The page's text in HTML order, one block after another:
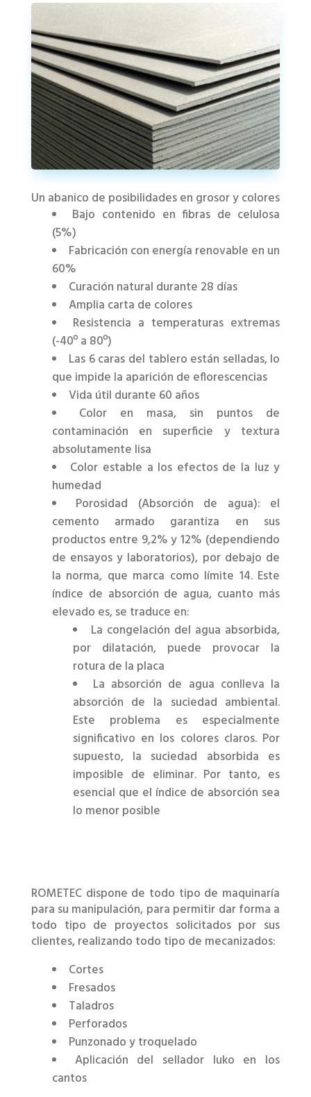
Un abanico de posibilidades en grosor y colores
Bajo contenido en fibras de celulosa
(5%)
Fabricación con energía renovable en un
60%
Curación natural durante 28 días
Amplia carta de colores
Resistencia a temperaturas extremas
(-40º a 80º)
Las 6 caras del tablero están selladas, lo
que impide la aparición de eflorescencias
Vida útil durante 60 años
Color en masa, sin puntos de
contaminación en superficie y textura
absolutamente lisa
Color estable a los efectos de la luz y
humedad
Porosidad (Absorción de agua): el
cemento armado garantiza en sus
productos entre 9,2% y 12% (dependiendo
de ensayos y laboratorios), por debajo de
la norma, que marca como límite 14. Este
índice de absorción de agua, cuanto más
elevado es, se traduce en:
La congelación del agua absorbida,
por dilatación, puede provocar la
rotura de la placa
La absorción de agua conlleva la
absorción de la suciedad ambiental.
Este problema es especialmente
significativo en los colores claros. Por
supuesto, la suciedad absorbida es
imposible de eliminar. Por tanto, es
esencial que el índice de absorción sea
lo menor posible
ROMETEC dispone de todo tipo de maquinaría
para su manipulación, para permitir dar forma a
todo tipo de proyectos solicitados por sus
clientes, realizando todo tipo de mecanizados:
Cortes
Fresados
Taladros
Perforados
Punzonado y troquelado
Aplicación del sellador luko en los
cantos